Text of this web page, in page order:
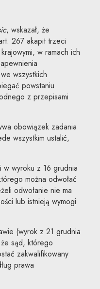
, wskazał, że
267 akapit trzeci
w ramach ich
wszystkich
powstaniu
z przepisami
obowiązek zadania
wszystkim ustalić,
wyroku z 16 grudnia
można odwołać
odwołanie nie ma
lub istnieją wymogi
(wyrok z 21 grudnia
że sąd, którego
zakwalifikowany
prawa